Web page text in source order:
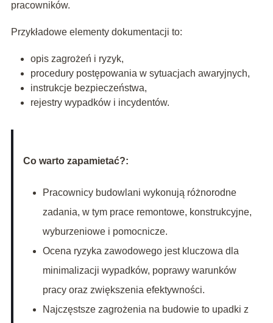
pracowników.
Przykładowe elementy dokumentacji to:
opis zagrożeń i ryzyk,
procedury postępowania w sytuacjach awaryjnych,
instrukcje bezpieczeństwa,
rejestry wypadków i incydentów.
Co warto zapamietać?:
Pracownicy budowlani wykonują różnorodne
zadania, w tym prace remontowe, konstrukcyjne,
wyburzeniowe i pomocnicze.
Ocena ryzyka zawodowego jest kluczowa dla
minimalizacji wypadków, poprawy warunków
pracy oraz zwiększenia efektywności.
Najczęstsze zagrożenia na budowie to upadki z